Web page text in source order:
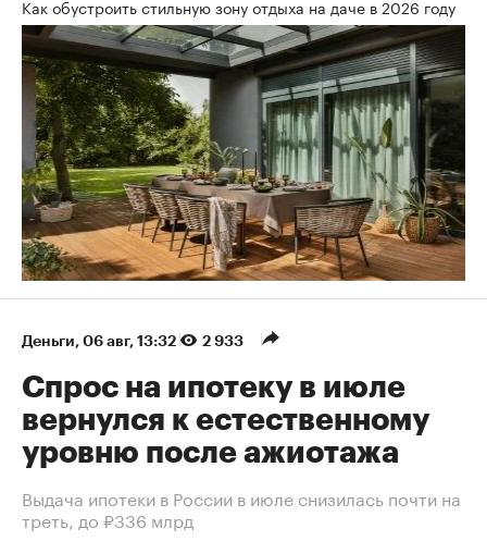
Как обустроить стильную зону отдыха на даче в 2026 году
Деньги⁠, 06 авг, 13:32 2 933
Спрос на ипотеку в июле
вернулся к естественному
уровню после ажиотажа
Выдача ипотеки в России в июле снизилась почти на
треть, до ₽336 млрд